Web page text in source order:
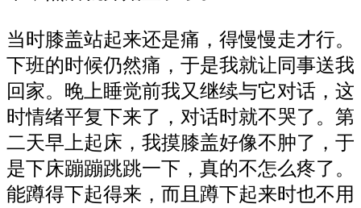
当时膝盖站起来还是痛，得慢慢走才行。
下班的时候仍然痛，于是我就让同事送我
回家。晚上睡觉前我又继续与它对话，这
时情绪平复下来了，对话时就不哭了。第
二天早上起床，我摸膝盖好像不肿了，于
是下床蹦蹦跳跳一下，真的不怎么疼了。
能蹲得下起得来，而且蹲下起来时也不用